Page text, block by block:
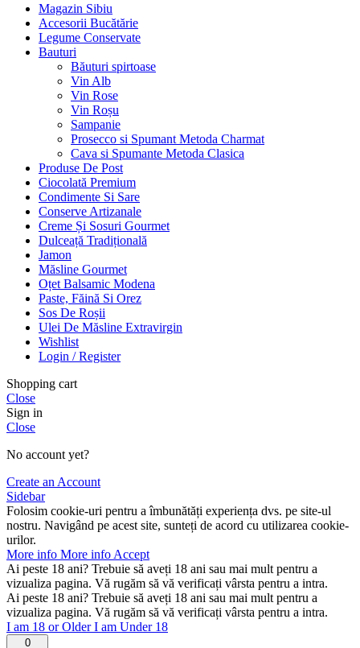
Magazin Sibiu
Accesorii Bucătărie
Legume Conservate
Bauturi
Băuturi spirtoase
Vin Alb
Vin Rose
Vin Roșu
Sampanie
Prosecco si Spumant Metoda Charmat
Cava si Spumante Metoda Clasica
Produse De Post
Ciocolată Premium
Condimente Si Sare
Conserve Artizanale
Creme Și Sosuri Gourmet
Dulceață Tradițională
Jamon
Măsline Gourmet
Oțet Balsamic Modena
Paste, Făină Si Orez
Sos De Roșii
Ulei De Măsline Extravirgin
Wishlist
Login / Register
Shopping cart
Close
Sign in
Close
No account yet?
Create an Account
Sidebar
Folosim cookie-uri pentru a îmbunătăți experiența dvs. pe site-ul
nostru. Navigând pe acest site, sunteți de acord cu utilizarea cookie-
urilor.
More info More info Accept
Ai peste 18 ani? Trebuie să aveți 18 ani sau mai mult pentru a
vizualiza pagina. Vă rugăm să vă verificați vârsta pentru a intra.
Ai peste 18 ani? Trebuie să aveți 18 ani sau mai mult pentru a
vizualiza pagina. Vă rugăm să vă verificați vârsta pentru a intra.
I am 18 or OlderI am Under 18
0